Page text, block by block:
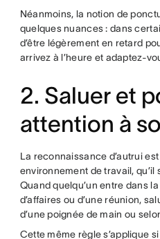
Néanmoins, la notion de
quelques nuances : dans
d’être légèrement en retard
arrivez à l’heure et adaptez-
2. Saluer et
attention à
La reconnaissance d’autrui
environnement de travail, qu’il
Quand quelqu’un entre dans
d’affaires ou d’une réunion,
d’une poignée de main ou
Cette même règle s’applique